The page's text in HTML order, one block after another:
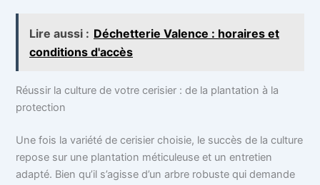
Lire aussi : Déchetterie Valence : horaires et
conditions d'accès
Réussir la culture de votre cerisier : de la plantation à la
protection
Une fois la variété de cerisier choisie, le succès de la culture
repose sur une plantation méticuleuse et un entretien
adapté. Bien qu’il s’agisse d’un arbre robuste qui demande